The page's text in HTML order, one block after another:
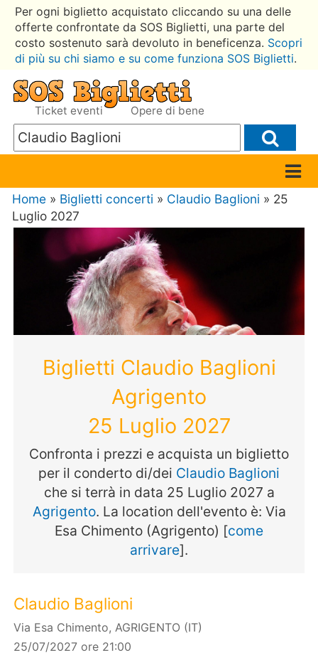
Per ogni biglietto acquistato cliccando su una delle
offerte confrontate da SOS Biglietti, una parte del
costo sostenuto sarà devoluto in beneficenza. Scopri
di più su chi siamo e su come funziona SOS Biglietti.
Ticket eventi Opere di bene
Home » Biglietti concerti » Claudio Baglioni » 25
Luglio 2027
Biglietti Claudio Baglioni
Agrigento
25 Luglio 2027
Confronta i prezzi e acquista un biglietto
per il conderto di/dei Claudio Baglioni
che si terrà in data 25 Luglio 2027 a
Agrigento. La location dell'evento è: Via
Esa Chimento (Agrigento) [come
arrivare].
Claudio Baglioni
Via Esa Chimento, AGRIGENTO (IT)
25/07/2027 ore 21:00